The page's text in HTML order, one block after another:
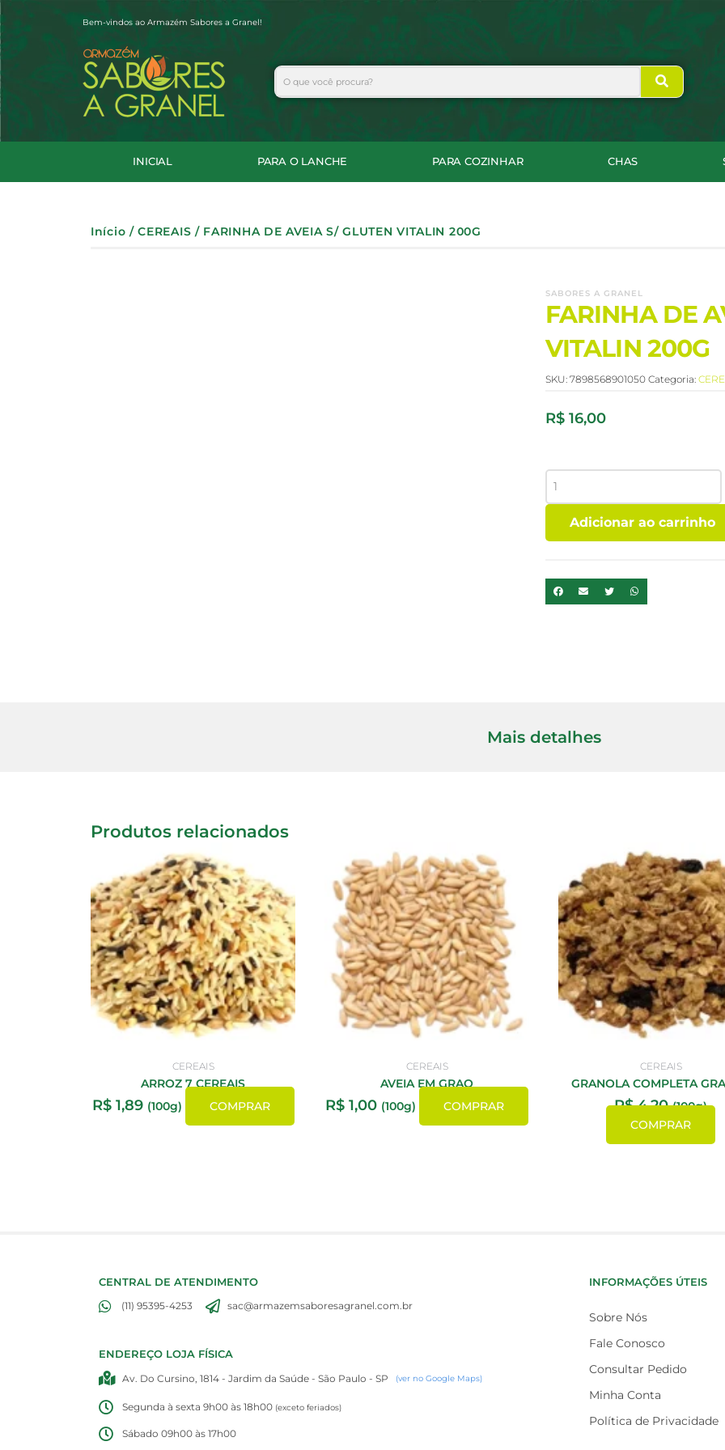
para
o
conteúdo
Bem-vindos ao Armazém Sabores a Granel!
Search
INICIAL PARA O LANCHE PARA COZINHAR CHAS
Início /CEREAIS / FARINHA DE AVEIA S/ GLUTEN VITALIN 200G
SABORES A GRANEL
FARINHA DE
VITALIN 200G
SKU: 7898568901050 Categoria:
R$16,00
AVEIA
200G
quantidade
Adicionar ao carrinho
Mais detalhes
Produtos relacionados
CEREAIS
ARROZ 7 CEREAIS
R$1,89 (100g) COMPRAR
CEREAIS
AVEIA EM GRAO
R$ 1,00 (100g) COMPRAR
CEREAIS
GRANOLA COMPLETA
R$4,20 (100g)
COMPRAR
CENTRAL DE ATENDIMENTO
(11) 95395-4253 sac@armazemsaboresagranel.com.br
ENDEREÇO LOJA FÍSICA
Av. Do Cursino, 1814 - Jardim da Saúde - São Paulo - SP (ver no Google Maps)
Segunda à sexta 9h00 às 18h00 (exceto feriados)
Sábado 09h00 às 17h00
INFORMAÇÕES ÚTEIS
Sobre Nós
Fale Conosco
Consultar Pedido
Minha Conta
Política de Privacidade